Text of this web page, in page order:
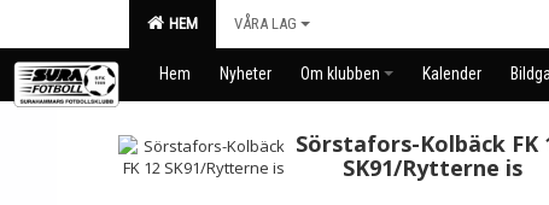
HEM VÅRA LAG
Hem Nyheter Om klubben Kalender
Sörstafors-Kolbäck FK
SK91/Rytterne is